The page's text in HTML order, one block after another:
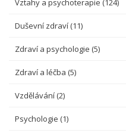
Vztahy a psychoterapie (124)
Duševní zdraví (11)
Zdraví a psychologie (5)
Zdraví a léčba (5)
Vzdělávání (2)
Psychologie (1)